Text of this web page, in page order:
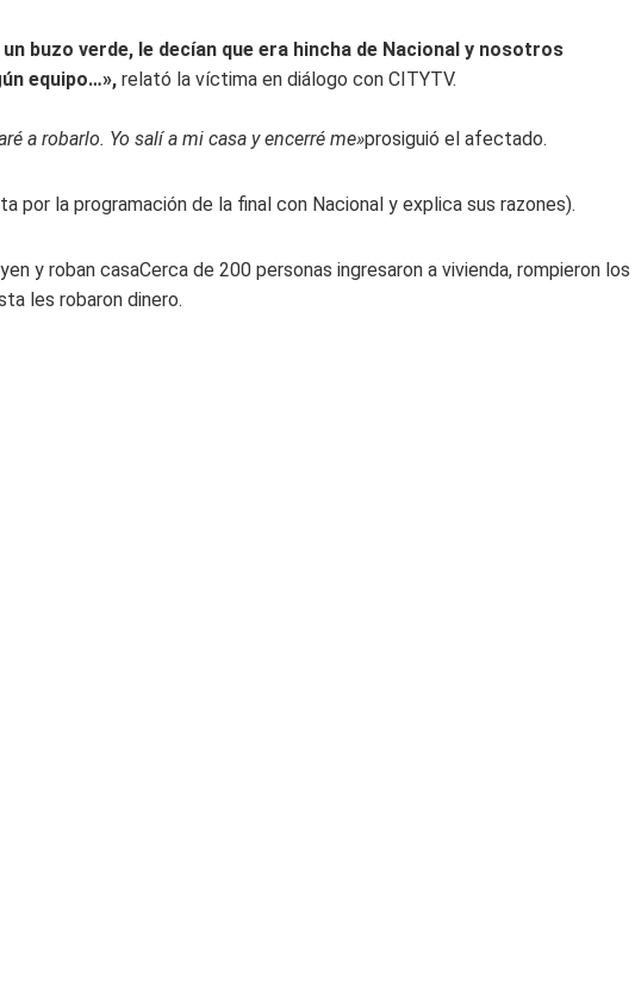
buzo verde, le decían que era hincha de Nacional y nosotros
equipo…», relató la víctima en diálogo con CITYTV.
a robarlo. Yo salí a mi casa y encerré me»prosiguió el afectado.
por la programación de la final con Nacional y explica sus razones).
y roban casaCerca de 200 personas ingresaron a vivienda, rompieron los
les robaron dinero.